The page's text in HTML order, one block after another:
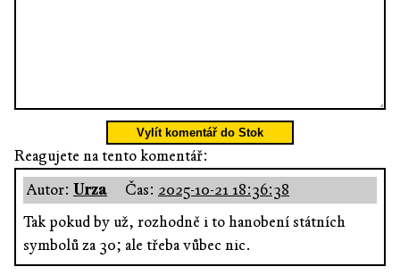
Vylít komentář do Stok
Reagujete na tento komentář:
Autor: Urza Čas: 2025-10-21 18:36:38
Tak pokud by už, rozhodně i to hanobení státních
symbolů za 30; ale třeba vůbec nic.